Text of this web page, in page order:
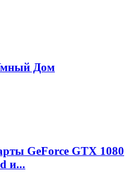
Дом
GeForce GTX 1080
и...